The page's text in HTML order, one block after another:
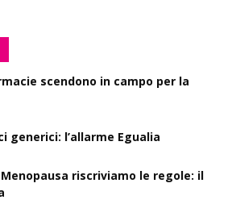
scendono in campo per la
generici: l’allarme Egualia
riscriviamo le regole: il